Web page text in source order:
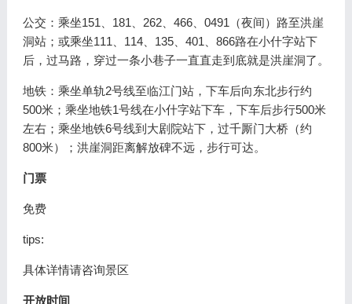
公交：乘坐151、181、262、466、0491（夜间）路至洪崖
洞站；或乘坐111、114、135、401、866路在小什字站下
后，过马路，穿过一条小巷子一直直走到底就是洪崖洞了。
地铁：乘坐单轨2号线至临江门站，下车后向东北步行约
500米；乘坐地铁1号线在小什字站下车，下车后步行500米
左右；乘坐地铁6号线到大剧院站下，过千厮门大桥（约
800米）；洪崖洞距离解放碑不远，步行可达。
门票
免费
tips:
具体详情请咨询景区
开放时间